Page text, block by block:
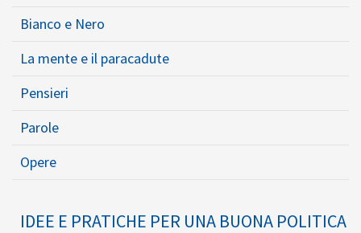
Bianco e Nero
La mente e il paracadute
Pensieri
Parole
Opere
IDEE E PRATICHE PER UNA BUONA POLITICA